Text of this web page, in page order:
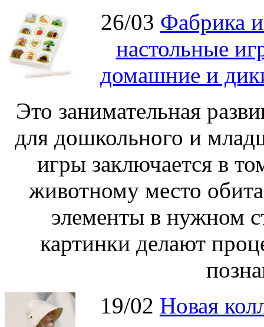
26/03 Фабрика
настольные
домашние и
Это занимательная
для дошкольного и
игры заключается в
животному место
элементы в нужном
картинки делают
19/02 Новая